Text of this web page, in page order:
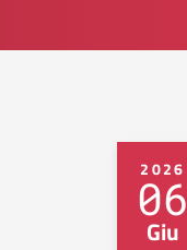
2026
06
Giu